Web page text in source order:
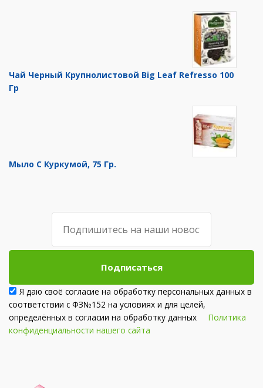
Чай Черный Крупнолистовой Big Leaf Refresso 100
Гр
Мыло С Куркумой, 75 Гр.
Подписаться
Я даю своё согласие на обработку персональных данных в
соответствии с ФЗ№152 на условиях и для целей,
определённых в согласии на обработку данных Политика
конфиденциальности нашего сайта